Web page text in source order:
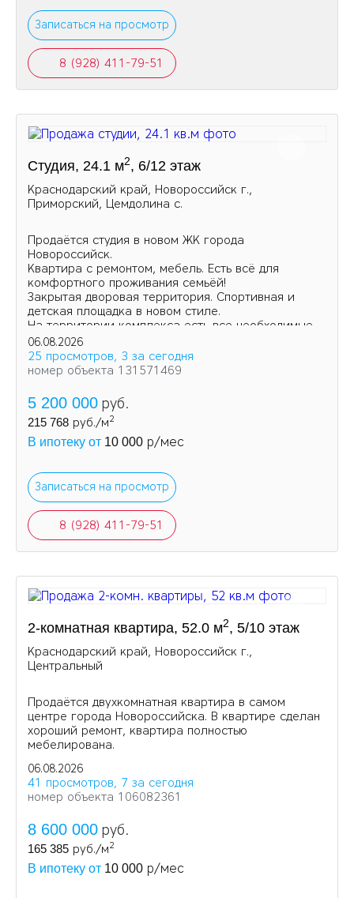
Записаться на просмотр
8 (928) 411-79-51
Студия, 24.1 м2, 6/12 этаж
Краснодарский край, Новороссийск г.,
Приморский, Цемдолина с.
Продаётся студия в новом ЖК города
Новороссийск.
Квартира с ремонтом, мебель. Есть всё для
комфортного проживания семьёй!
Закрытая дворовая территория. Спортивная и
детская площадка в новом стиле.
На территории комплекса есть все необходимые
магазины и аптеки.
06.08.2026
25 просмотров, 3 за сегодня
номер объекта 131571469
5 200 000 руб.
215 768 руб./м2
В ипотеку от 10 000 р/мес
Записаться на просмотр
8 (928) 411-79-51
2-комнатная квартира, 52.0 м2, 5/10 этаж
Краснодарский край, Новороссийск г.,
Центральный
Продаётся двухкомнатная квартира в самом
центре города Новороссийска. В квартире сделан
хороший ремонт, квартира полностью
мебелирована.
06.08.2026
41 просмотров, 7 за сегодня
номер объекта 106082361
8 600 000 руб.
165 385 руб./м2
В ипотеку от 10 000 р/мес